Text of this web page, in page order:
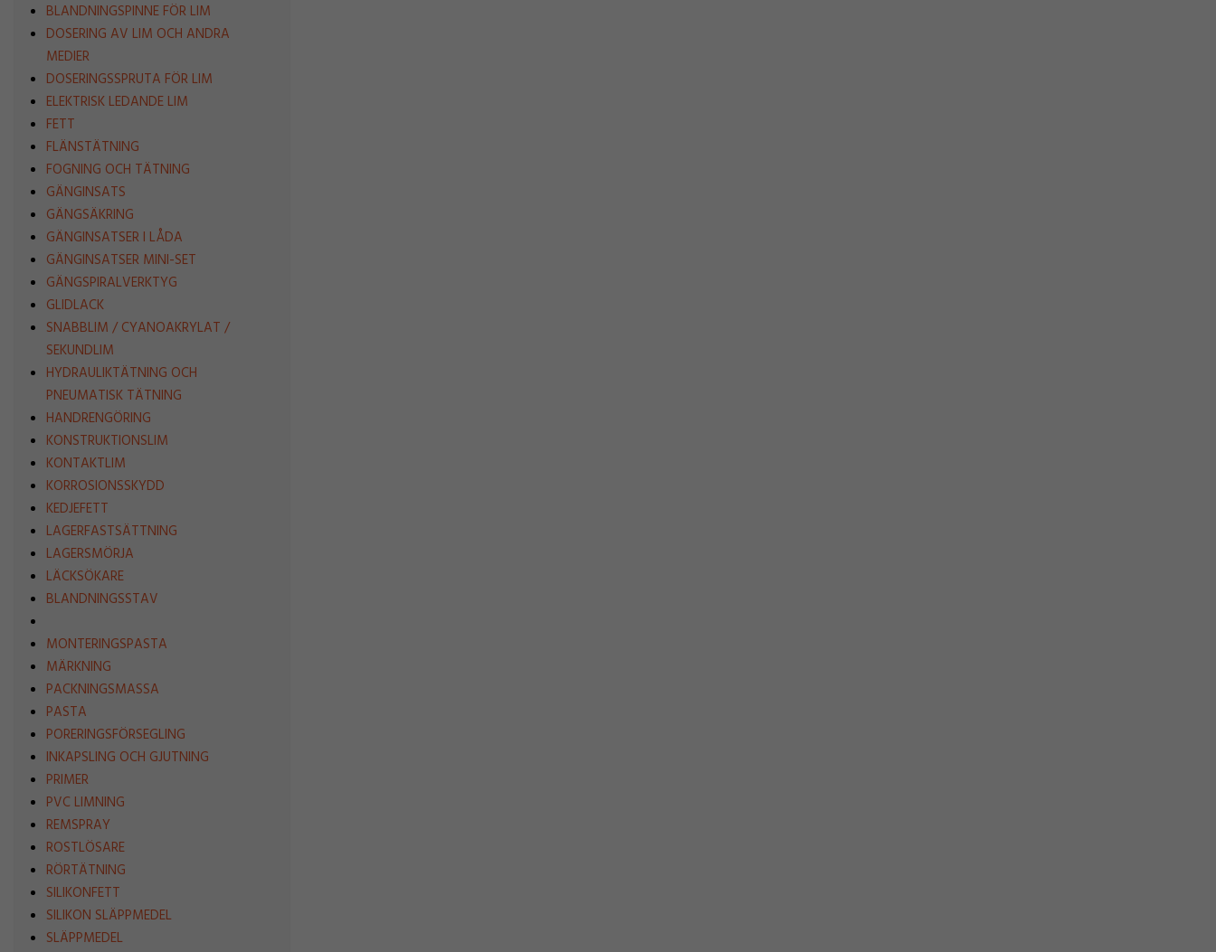
BLANDNINGSPINNE FÖR LIM
DOSERING AV LIM OCH ANDRA
MEDIER
DOSERINGSSPRUTA FÖR LIM
ELEKTRISK LEDANDE LIM
FETT
FLÄNSTÄTNING
FOGNING OCH TÄTNING
GÄNGINSATS
GÄNGSÄKRING
GÄNGINSATSER I LÅDA
GÄNGINSATSER MINI-SET
GÄNGSPIRALVERKTYG
GLIDLACK
SNABBLIM / CYANOAKRYLAT /
SEKUNDLIM
HYDRAULIKTÄTNING OCH
PNEUMATISK TÄTNING
HANDRENGÖRING
KONSTRUKTIONSLIM
KONTAKTLIM
KORROSIONSSKYDD
KEDJEFETT
LAGERFASTSÄTTNING
LAGERSMÖRJA
LÄCKSÖKARE
BLANDNINGSSTAV
MONTERINGSPASTA
MÄRKNING
PACKNINGSMASSA
PASTA
PORERINGSFÖRSEGLING
INKAPSLING OCH GJUTNING
PRIMER
PVC LIMNING
REMSPRAY
ROSTLÖSARE
RÖRTÄTNING
SILIKONFETT
SILIKON SLÄPPMEDEL
SLÄPPMEDEL